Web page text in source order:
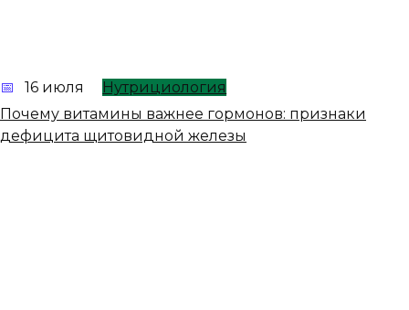
16 июля
Нутрициология
Почему витамины важнее гормонов: признаки
дефицита щитовидной железы